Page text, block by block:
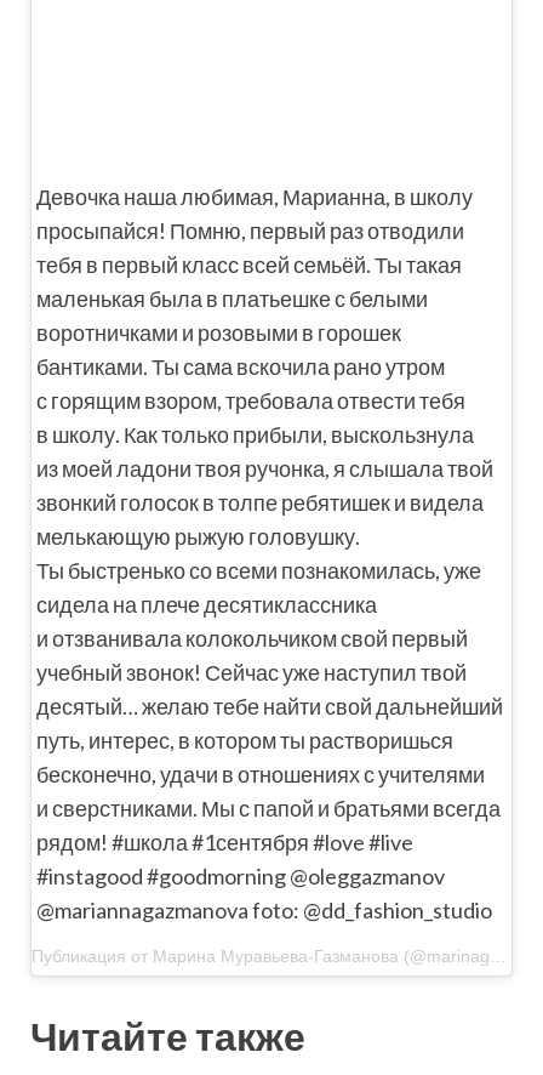
Девочка наша любимая, Марианна, в школу
просыпайся! Помню, первый раз отводили
тебя в первый класс всей семьёй. Ты такая
маленькая была в платьешке с белыми
воротничками и розовыми в горошек
бантиками. Ты сама вскочила рано утром
с горящим взором, требовала отвести тебя
в школу. Как только прибыли, выскользнула
из моей ладони твоя ручонка, я слышала твой
звонкий голосок в толпе ребятишек и видела
мелькающую рыжую головушку.
Ты быстренько со всеми познакомилась, уже
сидела на плече десятиклассника
и отзванивала колокольчиком свой первый
учебный звонок! Сейчас уже наступил твой
десятый… желаю тебе найти свой дальнейший
путь, интерес, в котором ты растворишься
бесконечно, удачи в отношениях с учителями
и сверстниками. Мы с папой и братьями всегда
рядом! #школа #1сентября #love #live
#instagood #goodmorning @oleggazmanov
@mariannagazmanova foto: @dd_fashion_studio
Читайте также